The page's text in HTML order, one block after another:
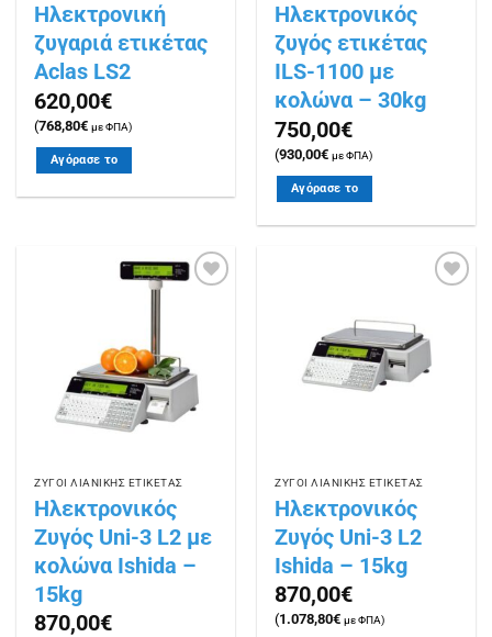
Ηλεκτρονική
ζυγαριά ετικέτας
Aclas LS2
620,00€
(768,80€ με ΦΠΑ)
Αγόρασε το
Ηλεκτρονικός
ζυγός ετικέτας
ILS-1100 με
κολώνα – 30kg
750,00€
(930,00€ με ΦΠΑ)
Αγόρασε το
ΖΥΓΟΙ ΛΙΑΝΙΚΗΣ ΕΤΙΚΕΤΑΣ
Ηλεκτρονικός
Ζυγός Uni-3 L2 με
κολώνα Ishida –
15kg
870,00€
λίστα
επιθυμιών
ΖΥΓΟΙ ΛΙΑΝΙΚΗΣ ΕΤΙΚΕΤΑΣ
Ηλεκτρονικός
Ζυγός Uni-3 L2
Ishida – 15kg
870,00€
(1.078,80€ με ΦΠΑ)